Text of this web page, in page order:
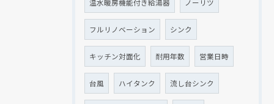
温水暖房機能付き給湯器 ノーリツ
フルリノベーション シンク
キッチン対面化 耐用年数 営業日時
台風 ハイタンク 流し台シンク